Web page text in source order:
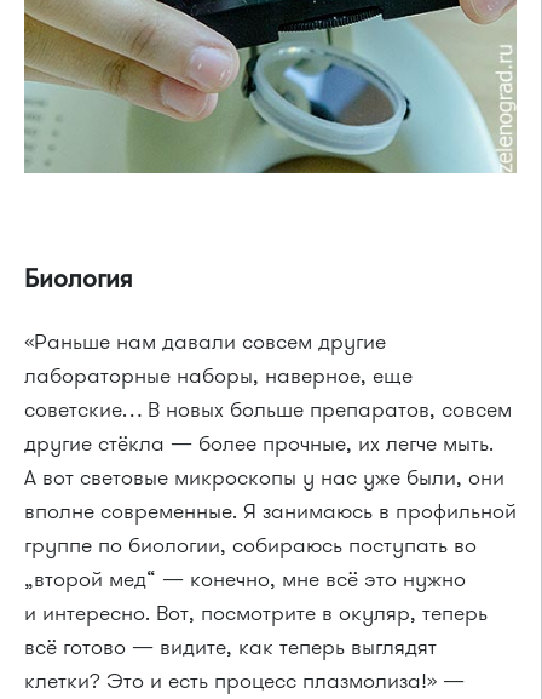
Биология
«Раньше нам давали совсем другие
лабораторные наборы, наверное, еще
советские… В новых больше препаратов, совсем
другие стёкла — более прочные, их легче мыть.
А вот световые микроскопы у нас уже были, они
вполне современные. Я занимаюсь в профильной
группе по биологии, собираюсь поступать во
„второй мед“ — конечно, мне всё это нужно
и интересно. Вот, посмотрите в окуляр, теперь
всё готово — видите, как теперь выглядят
клетки? Это и есть процесс плазмолиза!» —